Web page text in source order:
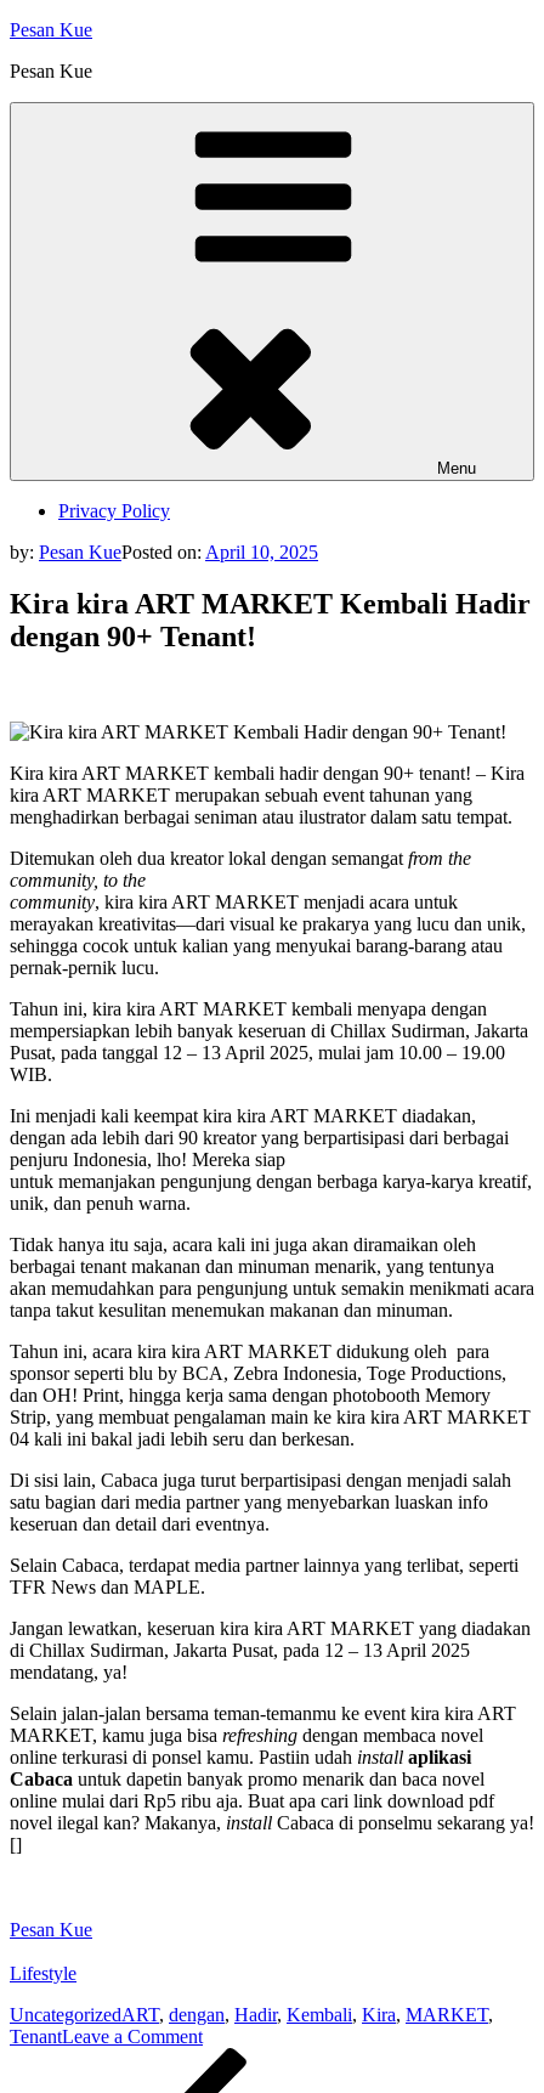
Skip
content
Pesan Kue
Pesan Kue
Menu
Privacy Policy
by: Pesan KuePosted on: April 10, 2025
Kira kira ART MARKET Kembali Hadir
dengan 90+ Tenant!
Kira kira ART MARKET kembali hadir dengan 90+ tenant! – Kira
kira ART MARKET merupakan sebuah event tahunan yang
menghadirkan berbagai seniman atau ilustrator dalam satu tempat.
Ditemukan oleh dua kreator lokal dengan semangat from the
community, to the
community, kira kira ART MARKET menjadi acara untuk
merayakan kreativitas—dari visual ke prakarya yang lucu dan unik,
sehingga cocok untuk kalian yang menyukai barang-barang atau
pernak-pernik lucu.
Tahun ini, kira kira ART MARKET kembali menyapa dengan
mempersiapkan lebih banyak keseruan di Chillax Sudirman, Jakarta
Pusat, pada tanggal 12 – 13 April 2025, mulai jam 10.00 – 19.00
WIB.
Ini menjadi kali keempat kira kira ART MARKET diadakan,
dengan ada lebih dari 90 kreator yang berpartisipasi dari berbagai
penjuru Indonesia, lho! Mereka siap
untuk memanjakan pengunjung dengan berbaga karya-karya kreatif,
unik, dan penuh warna.
Tidak hanya itu saja, acara kali ini juga akan diramaikan oleh
berbagai tenant makanan dan minuman menarik, yang tentunya
akan memudahkan para pengunjung untuk semakin menikmati acara
tanpa takut kesulitan menemukan makanan dan minuman.
Tahun ini, acara kira kira ART MARKET didukung oleh para
sponsor seperti blu by BCA, Zebra Indonesia, Toge Productions,
dan OH! Print, hingga kerja sama dengan photobooth Memory
Strip, yang membuat pengalaman main ke kira kira ART MARKET
04 kali ini bakal jadi lebih seru dan berkesan.
Di sisi lain, Cabaca juga turut berpartisipasi dengan menjadi salah
satu bagian dari media partner yang menyebarkan luaskan info
keseruan dan detail dari eventnya.
Selain Cabaca, terdapat media partner lainnya yang terlibat, seperti
TFR News dan MAPLE.
Jangan lewatkan, keseruan kira kira ART MARKET yang diadakan
di Chillax Sudirman, Jakarta Pusat, pada 12 – 13 April 2025
mendatang, ya!
Selain jalan-jalan bersama teman-temanmu ke event kira kira ART
MARKET, kamu juga bisa refreshing dengan membaca novel
online terkurasi di ponsel kamu. Pastiin udah install aplikasi
Cabaca untuk dapetin banyak promo menarik dan baca novel
online mulai dari Rp5 ribu aja. Buat apa cari link download pdf
novel ilegal kan? Makanya, install Cabaca di ponselmu sekarang ya!
[]
Pesan Kue
Lifestyle
UncategorizedART, dengan, Hadir, Kembali, Kira, MARKET,
TenantLeave a Commenton
Kira
kira